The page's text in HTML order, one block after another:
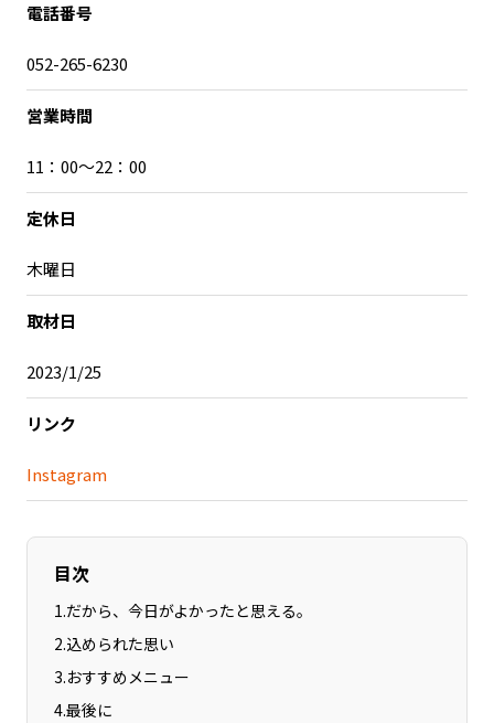
記事ライター アンバサダー
お問い合わせ 会社概要
電話番号
052-265-6230
営業時間
11：00～22：00
定休日
木曜日
取材日
2023/1/25
リンク
Instagram
目次
1.だから、今日がよかったと思える。
2.込められた思い
3.おすすめメニュー
4.最後に